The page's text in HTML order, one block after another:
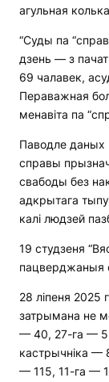
агульная
“Суды па
дзень — з
69 чалавек,
Пераважная
менавіта па
Паводле даных
справы
свабоды без
адкрытага
калі людзей
19 студзеня
пацверджаныя
28 ліпеня 2025
затрымана не
— 40, 27-га —
кастрычніка —
— 115, 11-га —